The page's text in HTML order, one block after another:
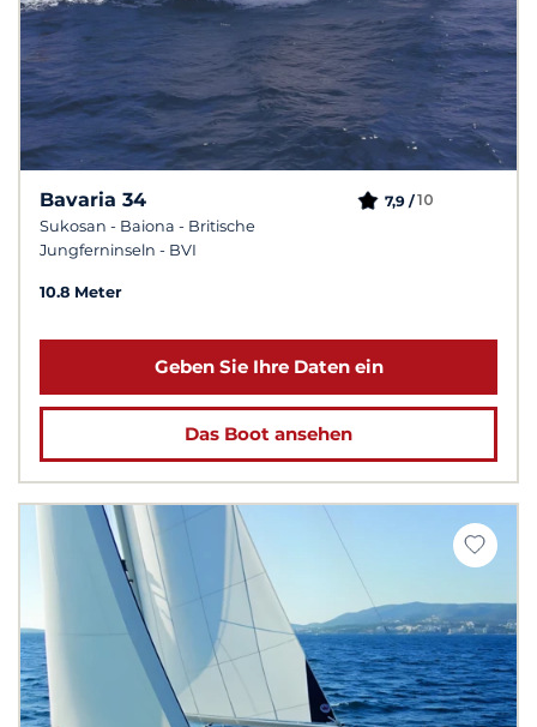
Bavaria 34
Sukosan - Baiona - Britische
Jungferninseln - BVI
7,9 /10
10.8 Meter
Geben Sie Ihre Daten ein
Das Boot ansehen